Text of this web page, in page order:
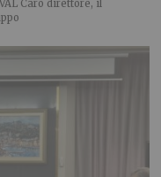
Caro direttore, il